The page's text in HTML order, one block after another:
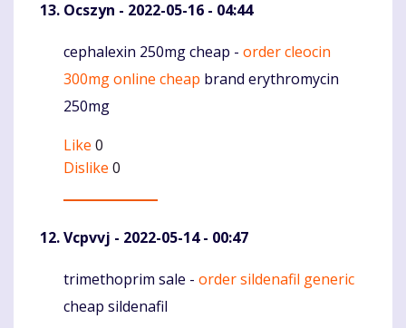
Ocszyn - 2022-05-16 - 04:44
Komentaras
cephalexin 250mg cheap - order cleocin
300mg online cheap brand erythromycin
250mg
Like 0
Dislike 0
Vcpvvj - 2022-05-14 - 00:47
Komentaras
trimethoprim sale - order sildenafil generic
cheap sildenafil